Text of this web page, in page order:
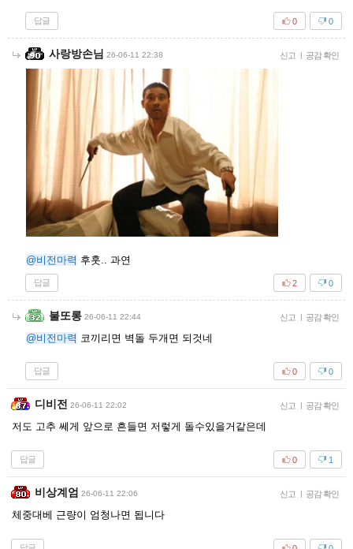
답글 0
0
사랑방손님 26-06-11 22:38 신고 | 공감 확인
@비전마력 후훗.. 과연
답글 0
2
불또롱 26-06-11 22:44 신고 | 공감 확인
@비전마력 코끼리면 벽돌 두개면 되것네
답글 0
0
디비전 26-06-11 22:02 신고 | 공감 확인
저도 고추 쎄게 앞으로 흔들면 저렇게 돌수있을거같은데
답글 1
0
비상계엄 26-06-11 22:06 신고 | 공감 확인
체중대베 근량이 엄청나면 됩니다